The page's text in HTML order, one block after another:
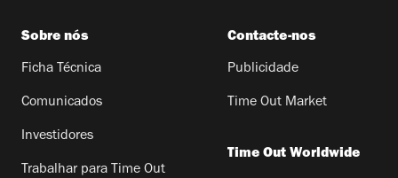
Sobre nós
Ficha Técnica
Comunicados
Investidores
Trabalhar para Time Out
Contacte-nos
Publicidade
Time Out Market
Time Out Worldwide